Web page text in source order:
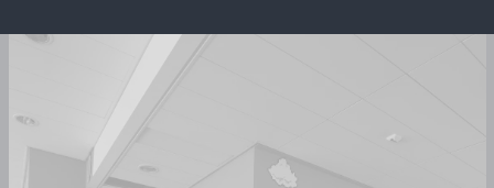
Зображення